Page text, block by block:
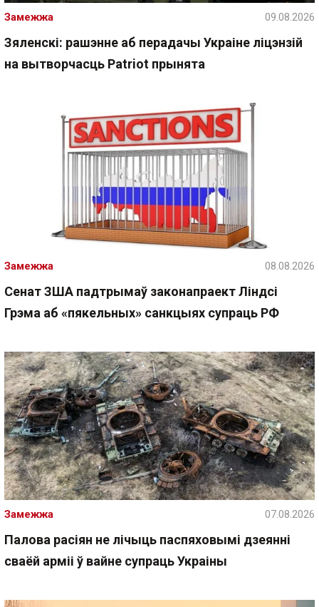
Зяленскі: рашэнне аб перадачы Украіне ліцэнзій
на вытворчасць Patriot прынята
Замежжа 09.08.2026
Сенат ЗША падтрымаў законапраект Ліндсі
Грэма аб «пякельных» санкцыях супраць РФ
Замежжа 08.08.2026
Палова расіян не лічыць паспяховымі дзеянні
сваёй арміі ў вайне супраць Украіны
Замежжа 07.08.2026